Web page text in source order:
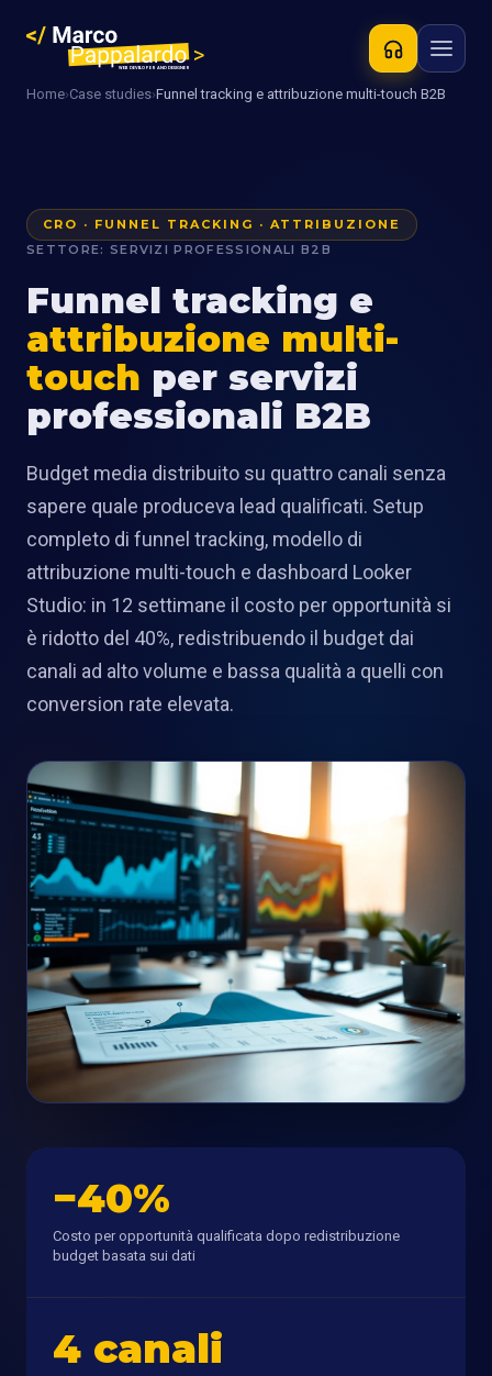
Home›Case studies›Funnel tracking e attribuzione multi-touch B2B
CRO · FUNNEL TRACKING · ATTRIBUZIONE
SETTORE: SERVIZI PROFESSIONALI B2B
Funnel tracking e
attribuzione multi-
touch per servizi
professionali B2B
Budget media distribuito su quattro canali senza
sapere quale produceva lead qualificati. Setup
completo di funnel tracking, modello di
attribuzione multi-touch e dashboard Looker
Studio: in 12 settimane il costo per opportunità si
è ridotto del 40%, redistribuendo il budget dai
canali ad alto volume e bassa qualità a quelli con
conversion rate elevata.
−40%
Costo per opportunità qualificata dopo redistribuzione
budget basata sui dati
4 canali